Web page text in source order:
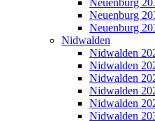
Neuenburg
Neuenburg
Nidwalden
Nidwalden
Nidwalden
Nidwalden
Nidwalden
Nidwalden
Nidwalden